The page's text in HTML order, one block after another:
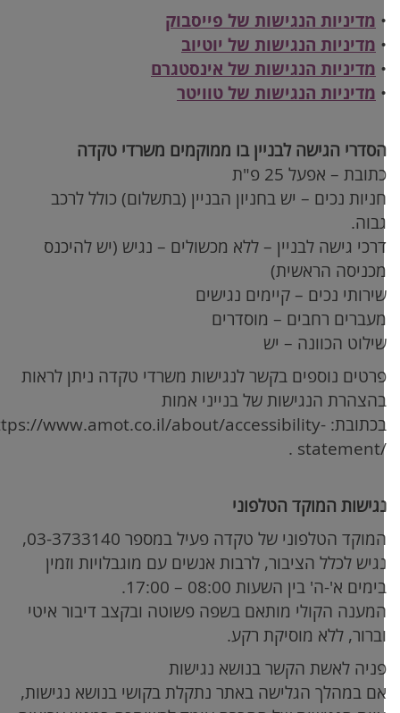
מדיניות הנגישות של פייסבוק
מדיניות הנגישות של יוטיוב
מדיניות הנגישות של אינסטגרם
מדיניות הנגישות של טוויטר
הגישה לבניין בו ממוקמים משרדי טקדה
– אפעל 25 פ"ת
נכים – יש בחניון הבניין (בתשלום) כולל לרכב
גישה לבניין – ללא מכשולים – נגיש (יש להיכנס
הראשית)
נכים – קיימים נגישים
רחבים – מוסדרים
הכוונה – יש
נוספים בקשר לנגישות משרדי טקדה ניתן לראות
הנגישות של בנייני אמות
https://www.amot.co.il/about/accessibility-
.
המוקד הטלפוני
המוקד הטלפוני של טקדה פעיל במספר 03-3733140,
לכלל הציבור, לרבות אנשים עם מוגבלויות וזמין
א'-ה' בין השעות 08:00 – 17:00.
הקולי מותאם בשפה פשוטה ובקצב דיבור איטי
ללא מוסיקת רקע.
לאשת הקשר בנושא נגישות
במהלך הגלישה באתר נתקלת בקושי בנושא נגישות,